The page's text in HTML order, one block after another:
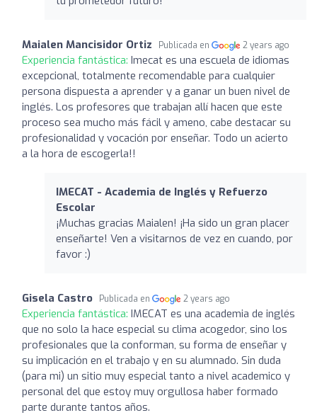
Maialen Mancisidor Ortiz Publicada en 2 years ago
Experiencia fantástica: Imecat es una escuela de idiomas
excepcional, totalmente recomendable para cualquier
persona dispuesta a aprender y a ganar un buen nivel de
inglés. Los profesores que trabajan allí hacen que este
proceso sea mucho más fácil y ameno, cabe destacar su
profesionalidad y vocación por enseñar. Todo un acierto
a la hora de escogerla!!
IMECAT - Academia de Inglés y Refuerzo
Escolar
¡Muchas gracias Maialen! ¡Ha sido un gran placer
enseñarte! Ven a visitarnos de vez en cuando, por
favor :)
Gisela Castro Publicada en 2 years ago
Experiencia fantástica: IMECAT es una academia de inglés
que no solo la hace especial su clima acogedor, sino los
profesionales que la conforman, su forma de enseñar y
su implicación en el trabajo y en su alumnado. Sin duda
(para mi) un sitio muy especial tanto a nivel academico y
personal del que estoy muy orgullosa haber formado
parte durante tantos años.